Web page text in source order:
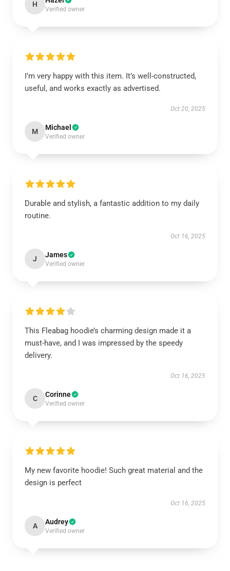
H
Verified owner
I’m very happy with this item. It’s well-constructed,
useful, and works exactly as advertised.
Oct 20, 2025
M Michael
Verified owner
Durable and stylish, a fantastic addition to my daily
routine.
Oct 16, 2025
J James
Verified owner
This Fleabag hoodie’s charming design made it a
must-have, and I was impressed by the speedy
delivery.
Oct 16, 2025
C Corinne
Verified owner
My new favorite hoodie! Such great material and the
design is perfect
Oct 16, 2025
A Audrey
Verified owner